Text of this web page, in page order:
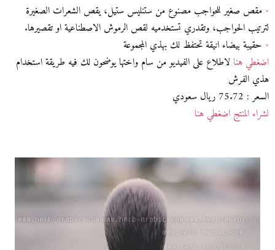
•مقص صغير للحواجب مصنوع من ستنليس ستيل، يقص الشعرات الصغيرة
لترتيب الحواجب، وتقدري تستخدميه لقص الرموش الاصطناعية او تقصيرها.
• حقيبة بيضاء انيقة تحتفظ لك بهذي المجموعة
اضغطي هنالاطلاع على الفيديو من سام واختها يوضحون لك فيه طريقة استخدام
هذي الفرش
السعر : 75.72 ريال سعودي
لشراء المنتج اضغطي هنا